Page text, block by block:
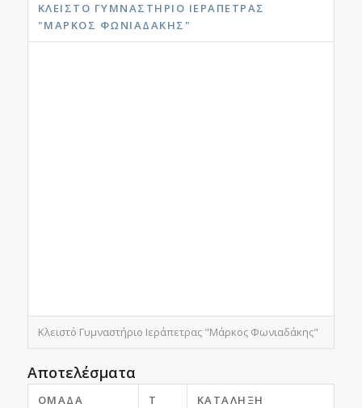
ΚΛΕΙΣΤΌ ΓΥΜΝΑΣΤΉΡΙΟ ΙΕΡΆΠΕΤΡΑΣ
"ΜΆΡΚΟΣ ΦΩΝΙΑΔΆΚΗΣ"
Κλειστό Γυμναστήριο Ιεράπετρας "Μάρκος Φωνιαδάκης"
Αποτελέσματα
ΟΜΆΔΑ T ΚΑΤΆΛΗΞΗ